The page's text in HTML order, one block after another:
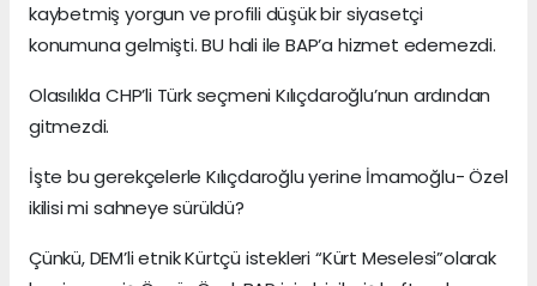
kaybetmiş yorgun ve profili düşük bir siyasetçi
konumuna gelmişti. BU hali ile BAP’a hizmet edemezdi.
Olasılıkla CHP’li Türk seçmeni Kılıçdaroğlu’nun ardından
gitmezdi.
İşte bu gerekçelerle Kılıçdaroğlu yerine İmamoğlu- Özel
ikilisi mi sahneye sürüldü?
Çünkü, DEM’li etnik Kürtçü istekleri “Kürt Meselesi”olarak